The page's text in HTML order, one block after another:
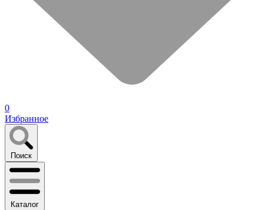
0
Избранное
Поиск
Каталог